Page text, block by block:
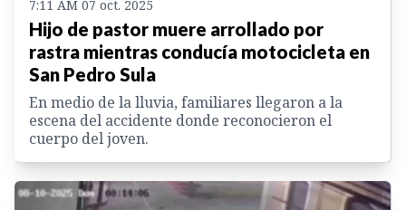
7:11 AM 07 oct. 2025
Hijo de pastor muere arrollado por
rastra mientras conducía motocicleta en
San Pedro Sula
En medio de la lluvia, familiares llegaron a la
escena del accidente donde reconocieron el
cuerpo del joven.